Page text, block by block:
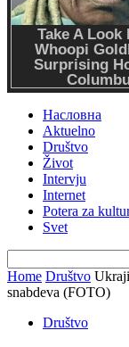
Насловна
Aktuelno
Društvo
Život
Intervju
Internet
Potera za
Svet
Home Društvo
snabdeva (FOTO)
Društvo